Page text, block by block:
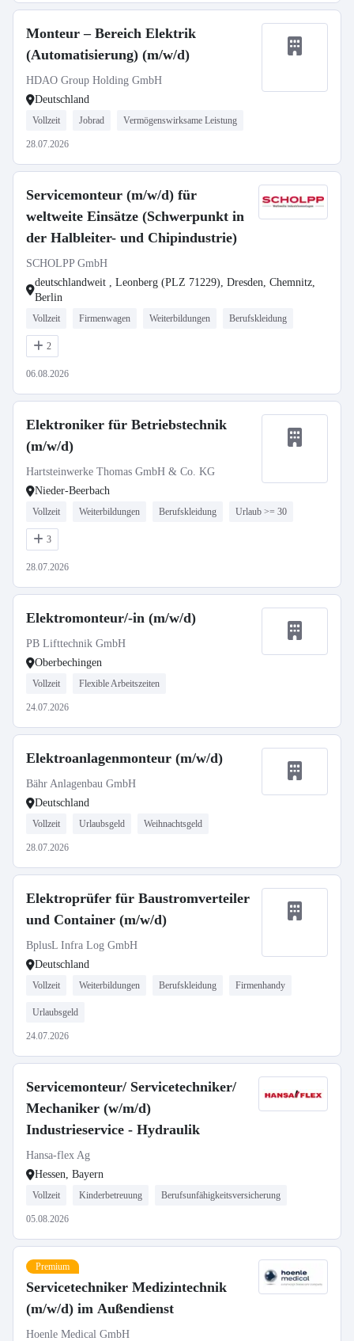
Monteur – Bereich Elektrik
(Automatisierung) (m/w/d)
HDAO Group Holding GmbH
Deutschland
Vollzeit Jobrad Vermögenswirksame Leistung
28.07.2026
Servicemonteur (m/w/d) für
weltweite Einsätze (Schwerpunkt in
der Halbleiter- und Chipindustrie)
SCHOLPP GmbH
deutschlandweit , Leonberg (PLZ 71229), Dresden, Chemnitz,
Berlin
Vollzeit Firmenwagen Weiterbildungen Berufskleidung
2
06.08.2026
Elektroniker für Betriebstechnik
(m/w/d)
Hartsteinwerke Thomas GmbH & Co. KG
Nieder-Beerbach
Vollzeit Weiterbildungen Berufskleidung Urlaub >= 30
3
28.07.2026
Elektromonteur/-in (m/w/d)
PB Lifttechnik GmbH
Oberbechingen
Vollzeit Flexible Arbeitszeiten
24.07.2026
Elektroanlagenmonteur (m/w/d)
Bähr Anlagenbau GmbH
Deutschland
Vollzeit Urlaubsgeld Weihnachtsgeld
28.07.2026
Elektroprüfer für Baustromverteiler
und Container (m/w/d)
BplusL Infra Log GmbH
Deutschland
Vollzeit Weiterbildungen Berufskleidung Firmenhandy
Urlaubsgeld
24.07.2026
Servicemonteur/ Servicetechniker/
Mechaniker (w/m/d)
Industrieservice - Hydraulik
Hansa-flex Ag
Hessen, Bayern
Vollzeit Kinderbetreuung Berufsunfähigkeitsversicherung
05.08.2026
Premium
Servicetechniker Medizintechnik
(m/w/d) im Außendienst
Hoenle Medical GmbH